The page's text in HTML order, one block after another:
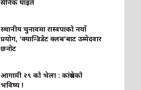
सैनिक घाइते
स्थानीय चुनावमा रास्वपाको नयाँ
प्रयोग, 'क्यान्डिडेट क्लब'बाट उम्मेदवार
छनोट
आगामी २९ को भेला : कांग्रेसको
भविष्य !